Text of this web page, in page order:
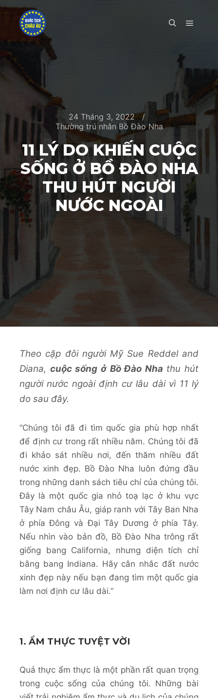
24 Tháng 3, 2022
Thường trú nhân Bồ Đào Nha
11 LÝ DO KHIẾN CUỘC
SỐNG Ở BỒ ĐÀO NHA
THU HÚT NGƯỜI
NƯỚC NGOÀI
Theo cặp đôi người Mỹ Sue Reddel and
Diana, cuộc sống ở Bồ Đào Nha thu hút
người nước ngoài định cư lâu dài vì 11 lý
do sau đây.
“Chúng tôi đã đi tìm quốc gia phù hợp nhất
để định cư trong rất nhiều năm. Chúng tôi đã
đi khảo sát nhiều nơi, đến thăm nhiều đất
nước xinh đẹp. Bồ Đào Nha luôn đứng đầu
trong những danh sách tiêu chí của chúng tôi.
Đây là một quốc gia nhỏ toạ lạc ở khu vực
Tây Nam châu Âu, giáp ranh với Tây Ban Nha
ở phía Đông và Đại Tây Dương ở phía Tây.
Nếu nhìn vào bản đồ, Bồ Đào Nha trông rất
giống bang California, nhưng diện tích chỉ
bằng bang Indiana. Hãy cân nhắc đất nước
xinh đẹp này nếu bạn đang tìm một quốc gia
làm nơi định cư lâu dài.”
1. ẨM THỰC TUYỆT VỜI
Quả thực ẩm thực là một phần rất quan trọng
trong cuộc sống của chúng tôi. Những bài